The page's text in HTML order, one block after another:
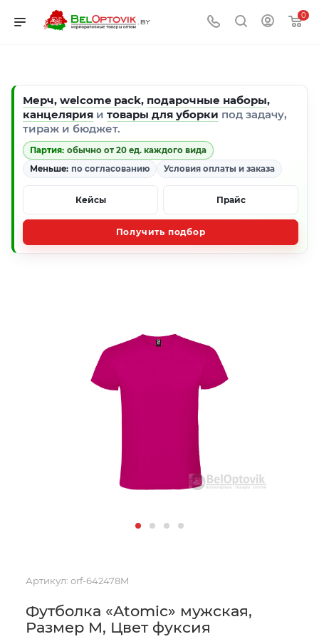
0
Мерч, welcome pack, подарочные наборы,
канцелярия и товары для уборки под задачу,
тираж и бюджет.
Партия: обычно от 20 ед. каждого вида
Меньше: по согласованию Условия оплаты и заказа
Кейсы Прайс
Получить подбор
Артикул: orf-642478M
Футболка «Atomic» мужская,
Размер M, Цвет фуксия